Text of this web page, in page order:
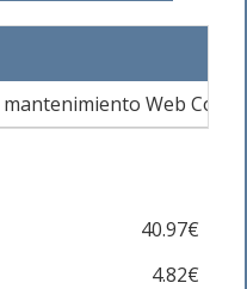
Web
40.97€
4.82€